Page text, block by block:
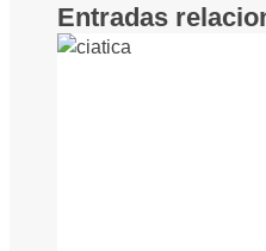
Entradas